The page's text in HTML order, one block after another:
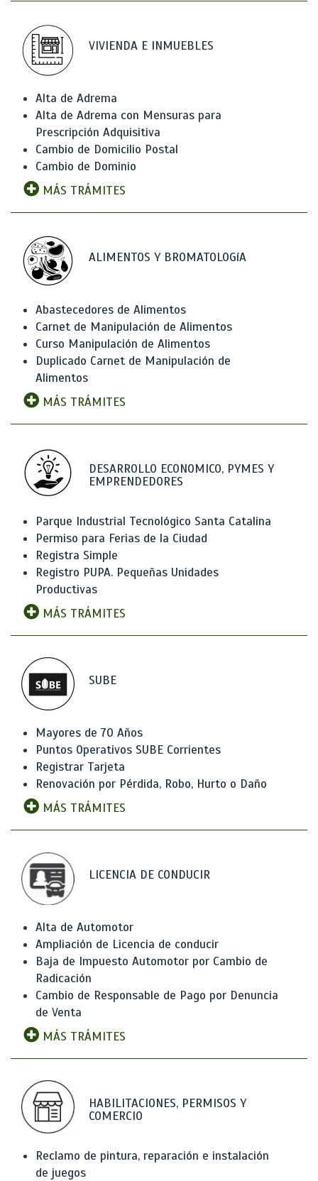
VIVIENDA E INMUEBLES
Alta de Adrema
Alta de Adrema con Mensuras para
Prescripción Adquisitiva
Cambio de Domicilio Postal
Cambio de Dominio
MÁS TRÁMITES
ALIMENTOS Y BROMATOLOGíA
Abastecedores de Alimentos
Carnet de Manipulación de Alimentos
Curso Manipulación de Alimentos
Duplicado Carnet de Manipulación de
Alimentos
MÁS TRÁMITES
DESARROLLO ECONOMICO, PYMES Y
EMPRENDEDORES
Parque Industrial Tecnológico Santa Catalina
Permiso para Ferias de la Ciudad
Registra Simple
Registro PUPA. Pequeñas Unidades
Productivas
MÁS TRÁMITES
SUBE
Mayores de 70 Años
Puntos Operativos SUBE Corrientes
Registrar Tarjeta
Renovación por Pérdida, Robo, Hurto o Daño
MÁS TRÁMITES
LICENCIA DE CONDUCIR
Alta de Automotor
Ampliación de Licencia de conducir
Baja de Impuesto Automotor por Cambio de
Radicación
Cambio de Responsable de Pago por Denuncia
de Venta
MÁS TRÁMITES
HABILITACIONES, PERMISOS Y
COMERCIO
Reclamo de pintura, reparación e instalación
de juegos